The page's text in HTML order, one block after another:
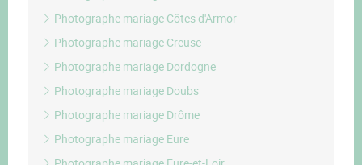
Photographe mariage Côtes d'Armor
Photographe mariage Creuse
Photographe mariage Dordogne
Photographe mariage Doubs
Photographe mariage Drôme
Photographe mariage Eure